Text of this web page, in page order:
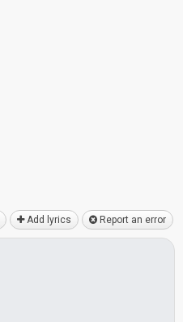
Add lyrics Report an error